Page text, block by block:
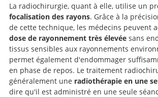
La radiochirurgie, quant à elle, utilise un
focalisation des rayons. Grâce à la
de cette technique, les médecins peuvent
dose de rayonnement très élevéesans
tissus sensibles aux rayonnements
permet également d'endommager
en phase de repos. Le traitement
généralement une radiothérapie en une
dire qu'il est administré en une seule